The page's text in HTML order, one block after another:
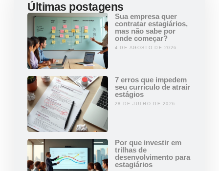
Últimas postagens
Sua empresa quer
contratar estagiários,
mas não sabe por
onde começar?
4 DE AGOSTO DE 2026
7 erros que impedem
seu currículo de atrair
estágios
28 DE JULHO DE 2026
Por que investir em
trilhas de
desenvolvimento para
estagiários